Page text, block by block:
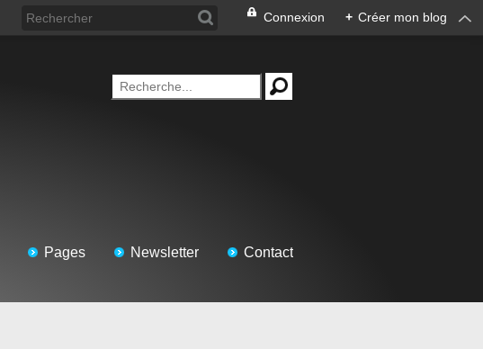
Connexion + Créer mon blog
Pages Newsletter Contact